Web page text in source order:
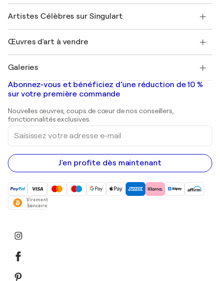
Rejoignez notre programme commercial
Mon compte
+33 1 76 44 06 42
Magazine Singulart
Emplois
Découvrez une sélection d'art original
Se connecter en tant qu'Artiste
Artistes Célèbres sur Singulart
Marc Chagall
Banksy
Mr. Brainwash
Shepard Fairey
Œuvres d'art à vendre
Tableaux abstraits à vendre
Peintures de paysage
Estampes
Peintures acryliques
Galeries
Galeries d'art en France
Galeries d'art en Belgique
Abonnez-vous et bénéficiez d’une réduction de 10 %
sur votre première commande
Nouvelles œuvres, coups de cœur de nos conseillers,
fonctionnalités exclusives.
Saisissez
votre
adresse
e-
mail
J'en profite dès maintenant
Virement
bancaire